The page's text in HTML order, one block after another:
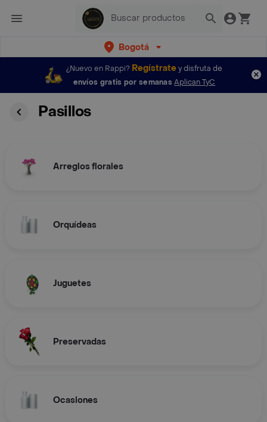
Bogotá
¿Nuevo en Rappi? Regístratey disfruta de
envíos gratis por semanas Aplican TyC
Pasillos
Arreglos florales
Orquídeas
Juguetes
Preservadas
Ocasiones